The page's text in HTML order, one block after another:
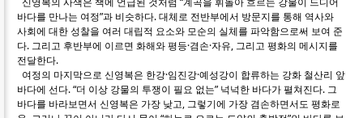
바다를 만나는 여정”과 비슷하다. 대체로 전반부에서 방문지를 통해 역사와
사회에 대한 성찰을 여러 대립적 요소와 모순의 실체를 파악함으로써 보여 준
다. 그리고 후반부에 이르면 화해와 평등·겸손·자유, 그리고 평화의 메시지를
전달한다.
여정의 마지막으로 신영복은 한강·임진강·예성강이 합류하는 강화 철산리 앞
바다에 선다. “더 이상 강물의 투쟁이 필요 없는” 넉넉한 바다가 펼쳐진다. 그
바다를 바라보면서 신영복은 가장 낮고, 그렇기에 가장 겸손하면서도 평화로